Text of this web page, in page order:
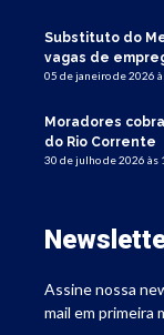
Substituto do
vagas de
05 de janeiro de 2026
Moradores
do Rio Corrente
30 de julho de 2026 às
Assine nossa
mail em primeira